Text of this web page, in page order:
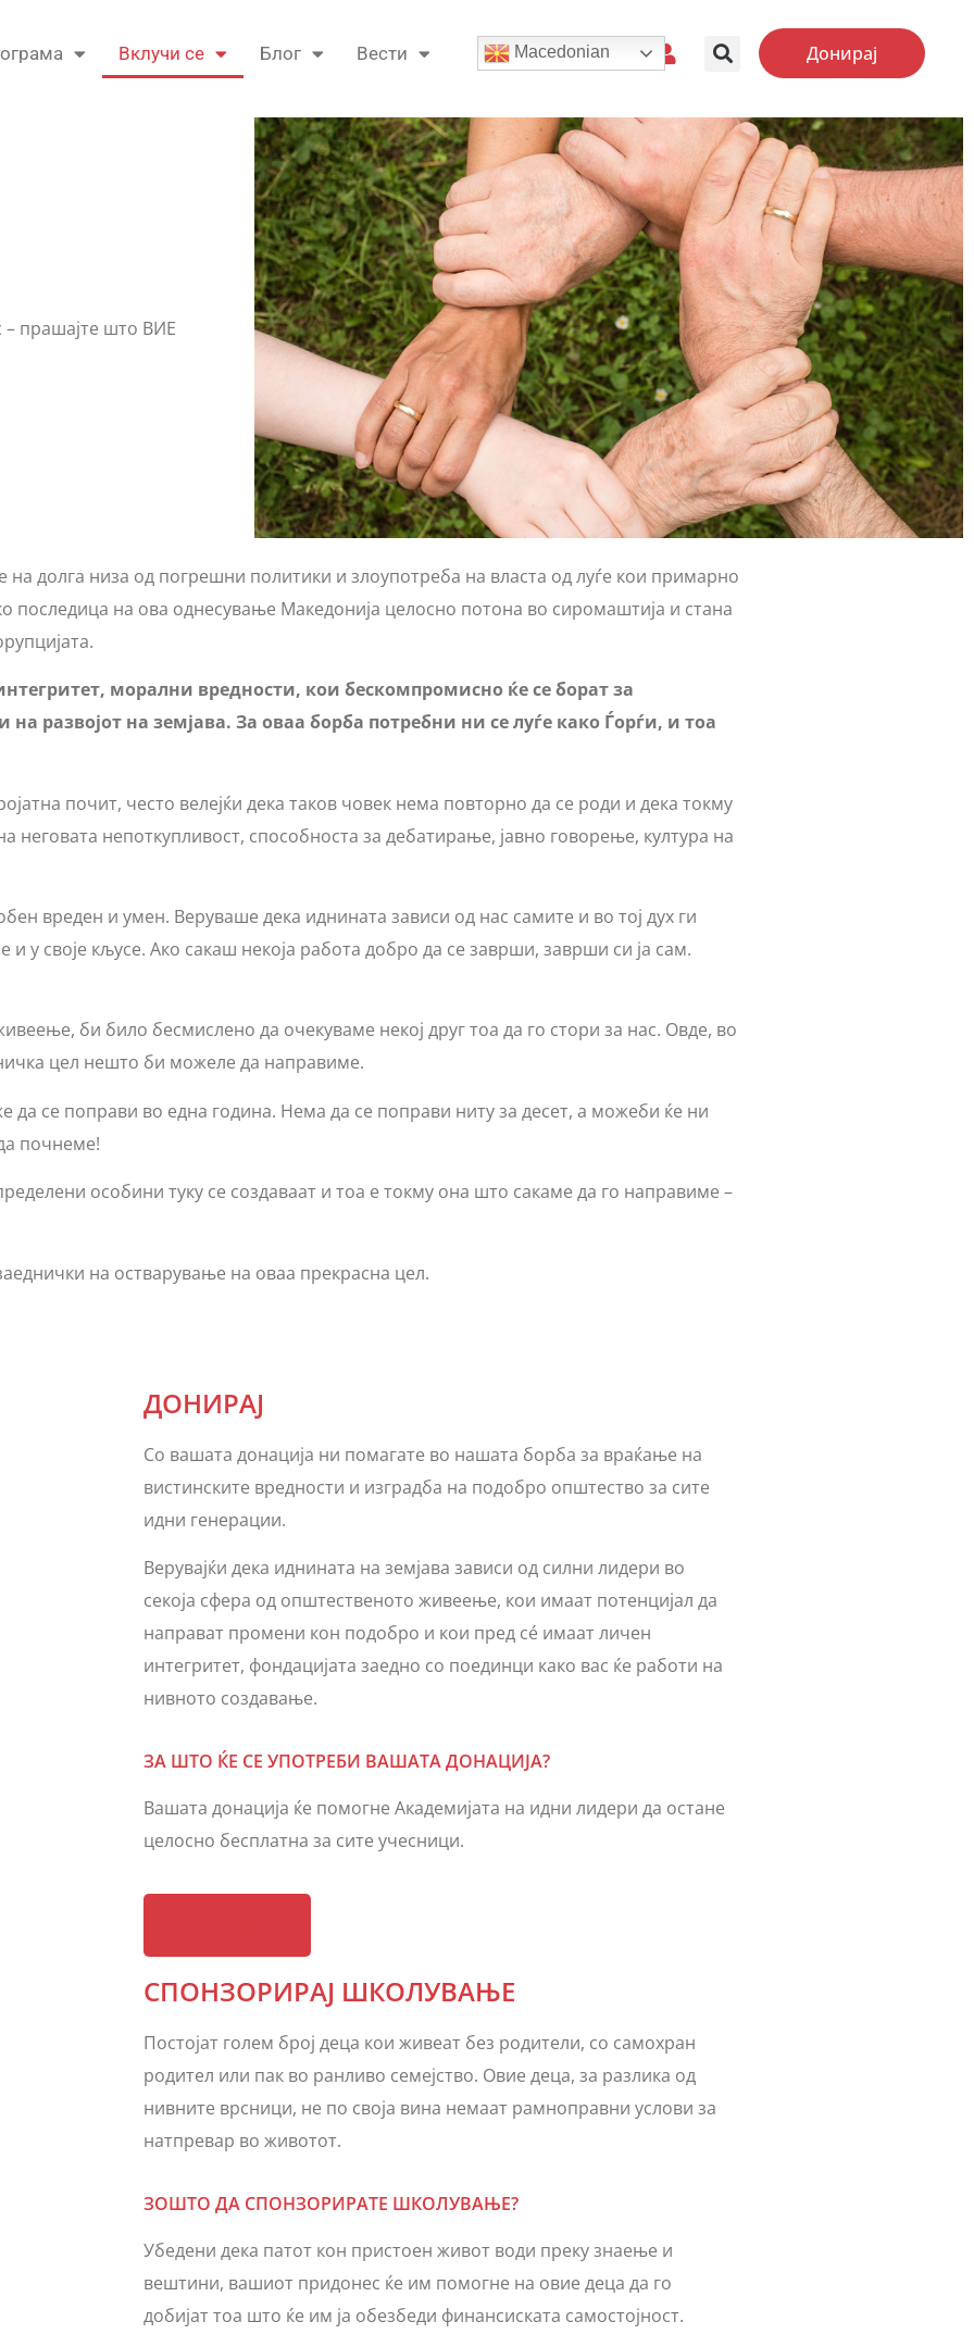
Вклучи се Блог Вести Macedonian Донирај
– прашајте што ВИЕ
на долга низа од погрешни политики и злоупотреба на власта од луѓе кои примарно
последица на ова однесување Македонија целосно потона во сиромаштија и стана
морални вредности, кои бескомпромисно ќе се борат за
развојот на земјава. За оваа борба потребни ни се луѓе како Ѓорѓи, и тоа
почит, често велејќи дека таков човек нема повторно да се роди и дека токму
неговата непоткупливост, способноста за дебатирање, јавно говорење, култура на
вреден и умен. Веруваше дека иднината зависи од нас самите и во тој дух ги
и у своје кљусе. Ако сакаш некоја работа добро да се заврши, заврши си ја сам.
би било бесмислено да очекуваме некој друг тоа да го стори за нас. Овде, во
цел нешто би можеле да направиме.
се поправи во една година. Нема да се поправи ниту за десет, а можеби ќе ни
почнеме!
особини туку се создаваат и тоа е токму она што сакаме да го направиме –
на остварување на оваа прекрасна цел.
ДОНИРАJ
Со вашата донација ни помагате во нашата борба за враќање на
вистинските вредности и изградба на подобро општество за сите
идни генерации.
Верувајќи дека иднината на земјава зависи од силни лидери во
секоја сфера од општественото живеење, кои имаат потенцијал да
направат промени кон подобро и кои пред сé имаат личен
интегритет, фондацијата заедно со поединци како вас ќе работи на
нивното создавање.
ЗА ШТО ЌЕ СЕ УПОТРЕБИ ВАШАТА ДОНАЦИЈА?
Вашата донација ќе помогне Академијата на идни лидери да остане
целосно бесплатна за сите учесници.
СПОНЗОРИРАЈ ШКОЛУВАЊЕ
Постојат голем број деца кои живеат без родители, со самохран
родител или пак во ранливо семејство. Овие деца, за разлика од
нивните врсници, не по своја вина немаат рамноправни услови за
натпревар во животот.
ЗОШТО ДА СПОНЗОРИРАТЕ ШКОЛУВАЊЕ?
Убедени дека патот кон пристоен живот води преку знаење и
вештини, вашиот придонес ќе им помогне на овие деца да го
добијат тоа што ќе им ја обезбеди финансиската самостојност.